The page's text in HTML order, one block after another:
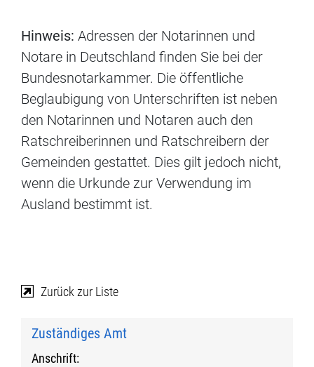
Hinweis: Adressen der Notarinnen und
Notare in Deutschland finden Sie bei der
Bundesnotarkammer. Die öffentliche
Beglaubigung von Unterschriften ist neben
den Notarinnen und Notaren auch den
Ratschreiberinnen und Ratschreibern der
Gemeinden gestattet. Dies gilt jedoch nicht,
wenn die Urkunde zur Verwendung im
Ausland bestimmt ist.
Zurück zur Liste
Zuständiges Amt
Anschrift: